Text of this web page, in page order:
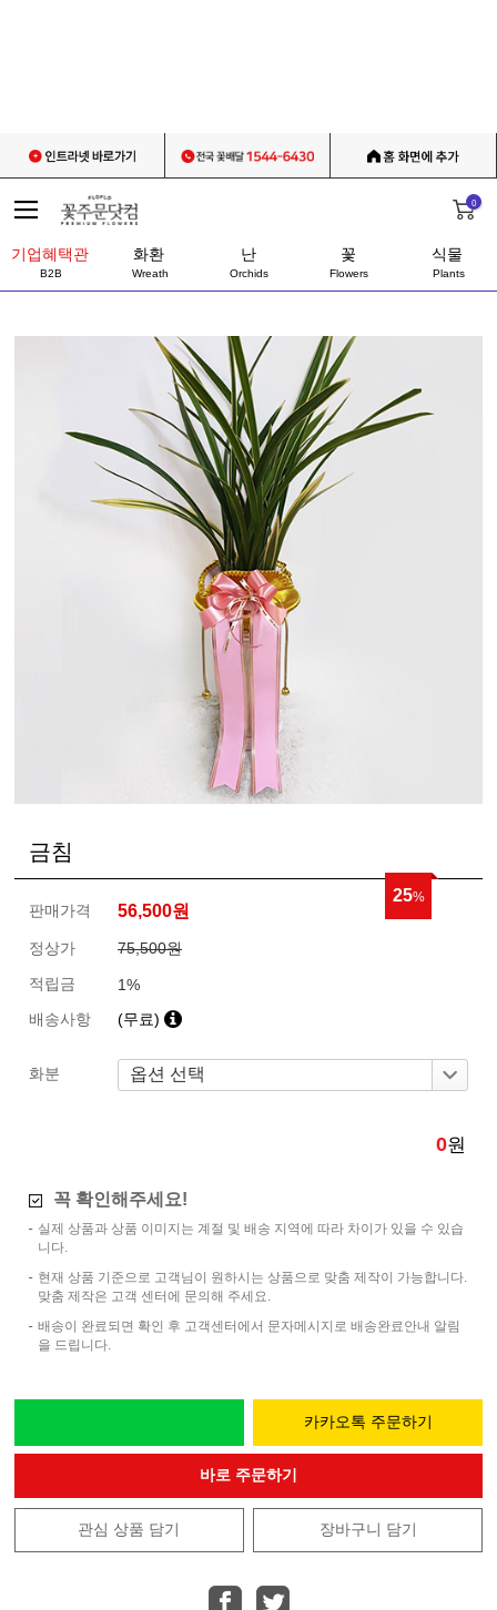
0
기업혜택관
B2B
화환
Wreath
난
Orchids
꽃
Flowers
식물
Plants
금침
25%
판매가격 56,500원
정상가
75,500원
적립금
1%
배송사항
(무료)
화분
0원
꼭 확인해주세요!
실제 상품과 상품 이미지는 계절 및 배송 지역에 따라 차이가 있을 수 있습
니다.
현재 상품 기준으로 고객님이 원하시는 상품으로 맞춤 제작이 가능합니다.
맞춤 제작은 고객 센터에 문의해 주세요.
배송이 완료되면 확인 후 고객센터에서 문자메시지로 배송완료안내 알림
을 드립니다.
카카오톡 주문하기
바로 주문하기
관심 상품 담기 장바구니 담기